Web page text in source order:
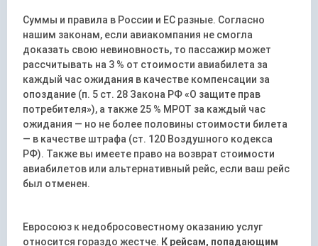
Суммы и правила в России и ЕС разные. Согласно
нашим законам, если авиакомпания не смогла
доказать свою невиновность, то пассажир может
рассчитывать на 3 % от стоимости авиабилета за
каждый час ожидания в качестве компенсации за
опоздание (п. 5 ст. 28 Закона РФ «О защите прав
потребителя»), а также 25 % МРОТ за каждый час
ожидания — но не более половины стоимости билета
— в качестве штрафа (ст. 120 Воздушного кодекса
РФ). Также вы имеете право на возврат стоимости
авиабилетов или альтернативный рейс, если ваш рейс
был отменен.
Евросоюз к недобросовестному оказанию услуг
относится гораздо жестче. К рейсам, попадающим